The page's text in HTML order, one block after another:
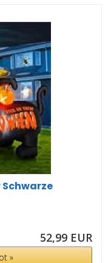
52,99 EUR
»